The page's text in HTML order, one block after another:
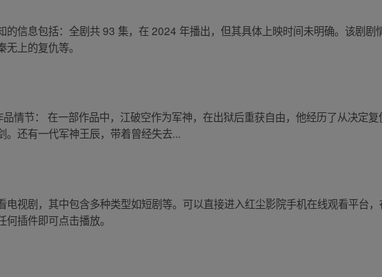
的信息包括：全剧共 93 集，在 2024 年播出，但其具体上映时间未明确。该剧剧
上的复仇等。
品情节： 在一部作品中，江破空作为军神，在出狱后重获自由，他经历了从决定
还有一代军神王辰，带着曾经失去...
视剧，其中包含多种类型如短剧等。可以直接进入红尘影院手机在线观看平台
插件即可点击播放。